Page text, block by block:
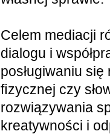
Celem mediacji
dialogu i
posługiwaniu się
ﬁzycznej czy
rozwiązywania
kreatywności i